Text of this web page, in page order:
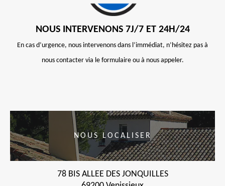
NOUS INTERVENONS 7J/7 ET 24H/24
En cas d’urgence, nous intervenons dans l’immédiat, n’hésitez pas à
nous contacter via le formulaire ou à nous appeler.
NOUS LOCALISER
78 BIS ALLEE DES JONQUILLES